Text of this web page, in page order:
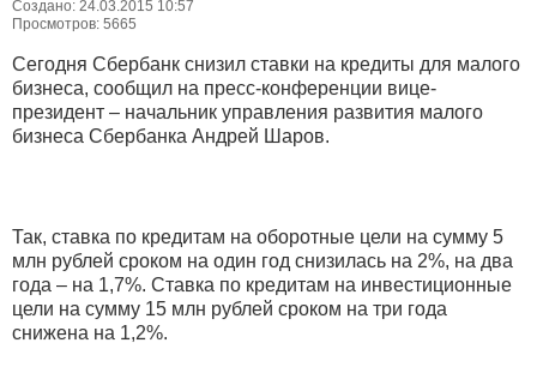
Создано: 24.03.2015 10:57
Просмотров: 5665
Сегодня Сбербанк снизил ставки на кредиты для малого
бизнеса, сообщил на пресс-конференции вице-
президент – начальник управления развития малого
бизнеса Сбербанка Андрей Шаров.
Так, ставка по кредитам на оборотные цели на сумму 5
млн рублей сроком на один год снизилась на 2%, на два
года – на 1,7%. Ставка по кредитам на инвестиционные
цели на сумму 15 млн рублей сроком на три года
снижена на 1,2%.